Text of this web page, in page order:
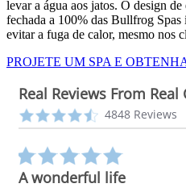
levar a água aos jatos. O design
fechada a 100% das Bullfrog Spas
evitar a fuga de calor, mesmo nos
PROJETE UM SPA E
Real Reviews From
Reviews
carousel
4.3
star
4848 Reviews
rating
A wonderful life